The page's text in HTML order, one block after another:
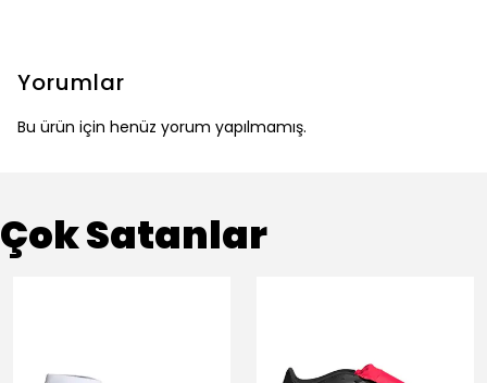
Yorumlar
Bu ürün için henüz yorum yapılmamış.
Çok Satanlar